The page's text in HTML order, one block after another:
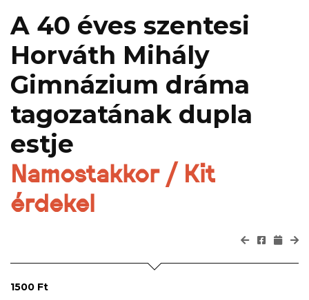
A 40 éves szentesi
Horváth Mihály
Gimnázium dráma
tagozatának dupla
estje
Namostakkor / Kit
érdekel
1500 Ft